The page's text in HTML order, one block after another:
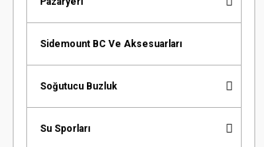
Sidemount BC Ve Aksesuarları
Soğutucu Buzluk
Su Sporları